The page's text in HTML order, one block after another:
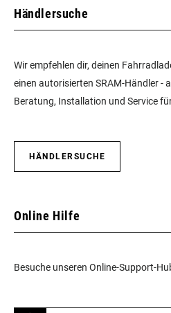
Händlersuche
Wir empfehlen dir, deinen
einen autorisierten SRAM-Händler -
Beratung, Installation und Service
HÄNDLERSUCHE
Online Hilfe
Besuche unseren Online-Support-